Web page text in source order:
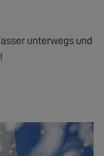
unterwegs und